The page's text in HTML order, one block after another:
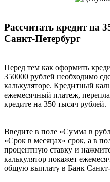
Рассчитать кредит на
Санкт-Петербург
Перед тем как оформить
350000 рублей необходимо
калькуляторе. Кредитный
ежемесячный платеж,
кредите на 350 тысяч рублей.
Введите в поле «Сумма в
«Срок в месяцах» срок, а в
процентную ставку и
калькулятор покажет
общую выплату в Банк Санкт-